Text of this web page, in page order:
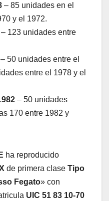
– 85 unidades en el
y el 1972.
– 123 unidades entre
– 50 unidades entre el
entre el 1978 y el
– 50 unidades
170 entre 1982 y
ha reproducido
de primera clase Tipo
Fegato» con
UIC 51 83 10-70